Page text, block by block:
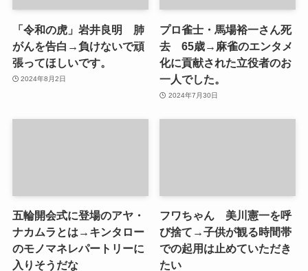
「令和の虎」岩井良明 肺
がんを告白→負けないで頑
張ってほしいです。
2024年8月2日
プロ雀士・馬場裕一さん死
去 65歳→麻雀のエンタメ
化に貢献された立役者のお
一人でした。
2024年7月30日
五輪開会式に登場のアヤ・
ナカムラとは→キンタロー
のモノマネレパートリーに
入りそうだな
フワちゃん 美川憲一を呼
び捨て→子供が観る時間帯
での起用は止めていただき
たい